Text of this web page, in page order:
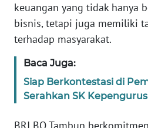
keuangan yang tidak hanya
bisnis, tetapi juga memiliki
terhadap masyarakat.
Baca Juga:
Siap Berkontestasi di
Serahkan SK
WN
SUMBAR
WN
WN